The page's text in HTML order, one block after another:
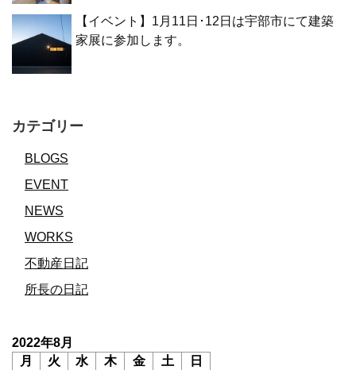
【イベント】1月11日･12日は宇部市にて建築
家展に参加します。
カテゴリー
BLOGS
EVENT
NEWS
WORKS
不動産日記
所長の日記
2022年8月
月
火 水 木 金 土 日